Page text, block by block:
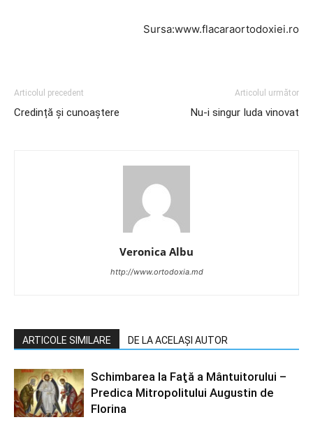
Sursa:www.flacaraortodoxiei.ro
Articolul precedent
Credință și cunoaștere
Articolul următor
Nu-i singur Iuda vinovat
Veronica Albu
http://www.ortodoxia.md
ARTICOLE SIMILARE DE LA ACELAȘI AUTOR
Schimbarea la Faţă a Mântuitorului –
Predica Mitropolitului Augustin de
Florina